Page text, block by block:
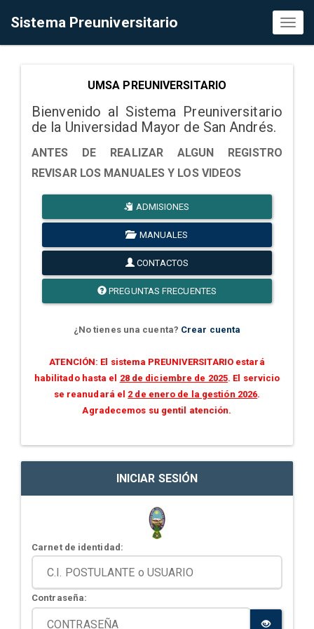
Sistema Preuniversitario
UMSA PREUNIVERSITARIO
Bienvenido al Sistema Preuniversitario
de la Universidad Mayor de San Andrés.
ANTES DE REALIZAR ALGUN REGISTRO
REVISAR LOS MANUALES Y LOS VIDEOS
ADMISIONES
MANUALES
CONTACTOS
PREGUNTAS FRECUENTES
¿No tienes una cuenta? Crear cuenta
ATENCIÓN: El sistema PREUNIVERSITARIO estará
habilitado hasta el 28 de diciembre de 2025. El servicio
se reanudará el 2 de enero de la gestión 2026.
Agradecemos su gentil atención.
INICIAR SESIÓN
Carnet de identidad:
Contraseña: